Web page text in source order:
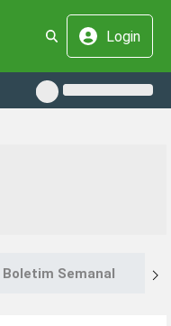
Login
Boletim Semanal